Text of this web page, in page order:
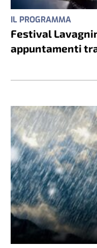
IL PROGRAMMA
Festival
appuntamenti